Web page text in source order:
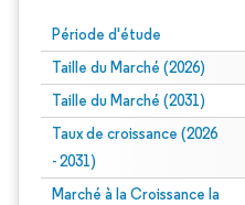
Période d'étude
Taille du Marché (2026)
Taille du Marché (2031)
Taux de croissance (2026
- 2031)
Marché à la Croissance la